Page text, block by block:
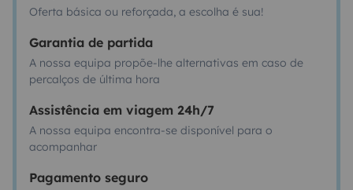
Oferta básica ou reforçada, a escolha é sua!
Garantia de partida
A nossa equipa propõe-lhe alternativas em caso de
percalços de última hora
Assistência em viagem 24h/7
A nossa equipa encontra-se disponível para o
acompanhar
Pagamento seguro